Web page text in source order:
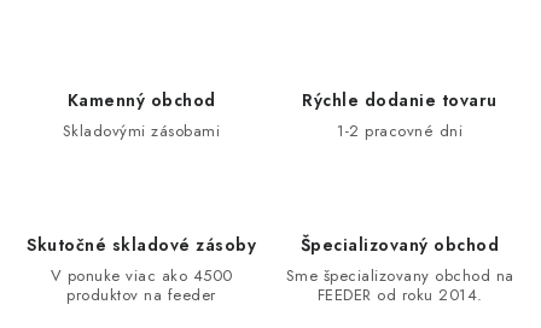
VŠEOBECNÉ NARIADENIE O BEZPEČNOSTI
PRODUKTOV (GPSR)
Doprava Navštívte našu predajňu v MARCELOVEJ »
Kamenný obchod
Skladovými zásobami
Rýchle dodanie tovaru
1-2 pracovné dni
Skutočné skladové zásoby
V ponuke viac ako 4500
produktov na feeder
Špecializovaný obchod
Sme špecializovany obchod na
FEEDER od roku 2014.